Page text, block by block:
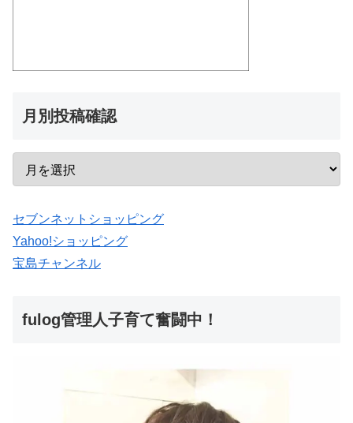
月別投稿確認
セブンネットショッピング
Yahoo!ショッピング
宝島チャンネル
fulog管理人子育て奮闘中！